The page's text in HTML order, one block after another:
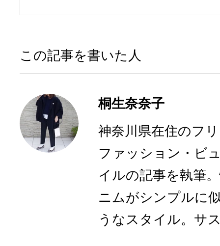
この記事を書いた人
桐生奈奈子
神奈川県在住のフ
ファッション・ビ
イルの記事を執筆
ニムがシンプルに
うなスタイル。サ